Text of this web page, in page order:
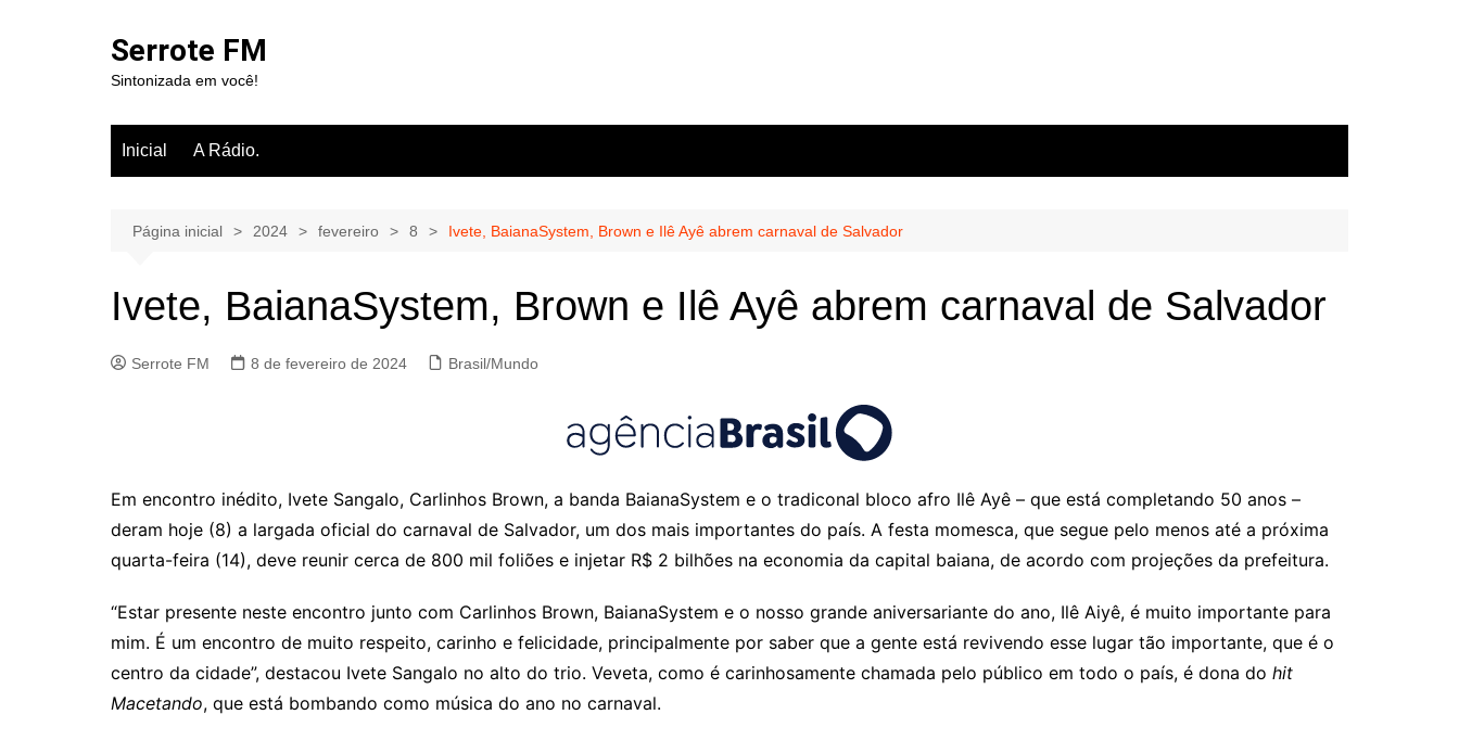
Serrote FM
Sintonizada em você!
Inicial A Rádio.
Página inicial 2024 fevereiro 8 Ivete, BaianaSystem, Brown e Ilê Ayê abrem carnaval de Salvador
Ivete, BaianaSystem, Brown e Ilê Ayê abrem carnaval de Salvador
Serrote FM 8 de fevereiro de 2024 Brasil/Mundo
Em encontro inédito, Ivete Sangalo, Carlinhos Brown, a banda BaianaSystem e o tradiconal bloco afro Ilê Ayê – que está completando 50 anos –
deram hoje (8) a largada oficial do carnaval de Salvador, um dos mais importantes do país. A festa momesca, que segue pelo menos até a próxima
quarta-feira (14), deve reunir cerca de 800 mil foliões e injetar R$ 2 bilhões na economia da capital baiana, de acordo com projeções da prefeitura.
“Estar presente neste encontro junto com Carlinhos Brown, BaianaSystem e o nosso grande aniversariante do ano, Ilê Aiyê, é muito importante para
mim. É um encontro de muito respeito, carinho e felicidade, principalmente por saber que a gente está revivendo esse lugar tão importante, que é o
centro da cidade”, destacou Ivete Sangalo no alto do trio. Veveta, como é carinhosamente chamada pelo público em todo o país, é dona do hit
Macetando, que está bombando como música do ano no carnaval.